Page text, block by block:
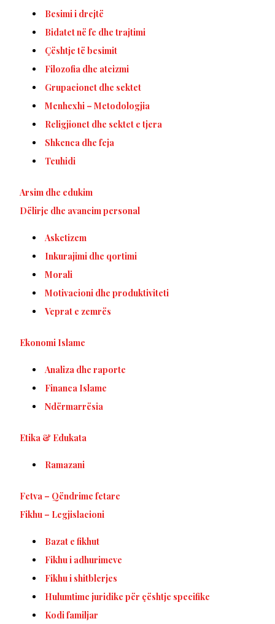
Besimi i drejtë
Bidatet në fe dhe trajtimi
Çështje të besimit
Filozofia dhe ateizmi
Grupacionet dhe sektet
Menhexhi – Metodologjia
Religjionet dhe sektet e tjera
Shkenca dhe feja
Teuhidi
Arsim dhe edukim
Dëlirje dhe avancim personal
Asketizem
Inkurajimi dhe qortimi
Morali
Motivacioni dhe produktiviteti
Veprat e zemrës
Ekonomi Islame
Analiza dhe raporte
Financa Islame
Ndërmarrësia
Etika & Edukata
Ramazani
Fetva – Qëndrime fetare
Fikhu – Legjislacioni
Bazat e fikhut
Fikhu i adhurimeve
Fikhu i shitblerjes
Hulumtime juridike për çështje specifike
Kodi familjar